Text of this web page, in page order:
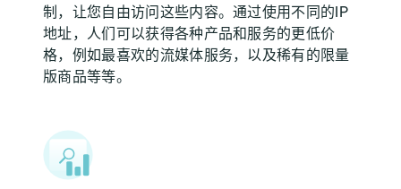
制，让您自由访问这些内容。通过使用不同的IP
地址，人们可以获得各种产品和服务的更低价
格，例如最喜欢的流媒体服务，以及稀有的限量
版商品等等。